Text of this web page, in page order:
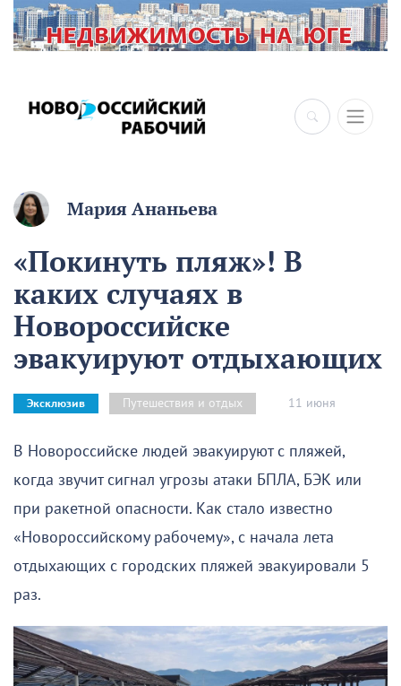
×
Мария Ананьева
«Покинуть пляж»! В
каких случаях в
Новороссийске
эвакуируют отдыхающих
Эксклюзив Путешествия и отдых 11 июня
В Новороссийске людей эвакуируют с пляжей,
когда звучит сигнал угрозы атаки БПЛА, БЭК или
при ракетной опасности. Как стало известно
«Новороссийскому рабочему», с начала лета
отдыхающих с городских пляжей эвакуировали 5
раз.